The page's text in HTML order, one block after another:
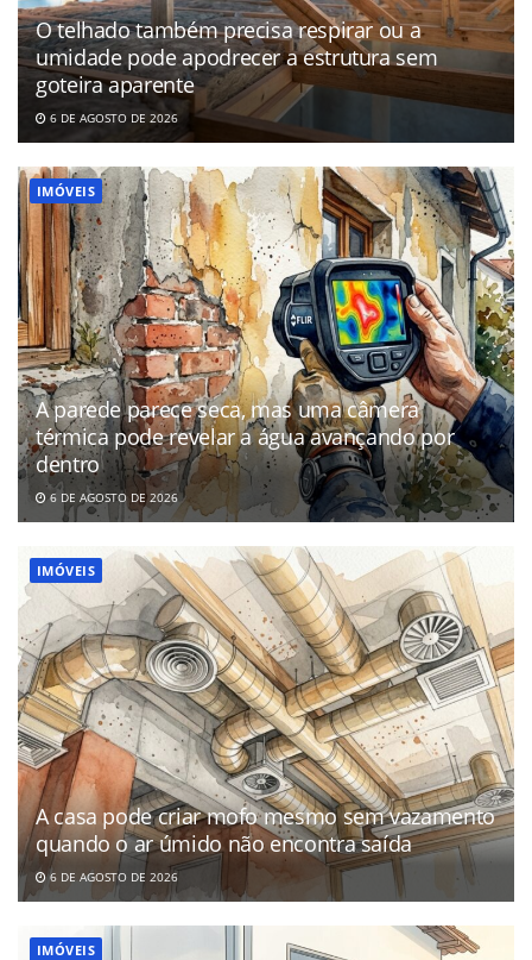
O telhado também precisa respirar ou a
umidade pode apodrecer a estrutura sem
goteira aparente
6 DE AGOSTO DE 2026
IMÓVEIS
A parede parece seca, mas uma câmera
térmica pode revelar a água avançando por
dentro
6 DE AGOSTO DE 2026
IMÓVEIS
A casa pode criar mofo mesmo sem vazamento
quando o ar úmido não encontra saída
6 DE AGOSTO DE 2026
IMÓVEIS